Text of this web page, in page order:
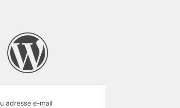
adresse e-mail